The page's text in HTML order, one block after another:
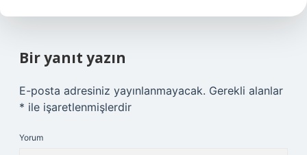
Bir yanıt yazın
E-posta adresiniz yayınlanmayacak. Gerekli alanlar
* ile işaretlenmişlerdir
Yorum